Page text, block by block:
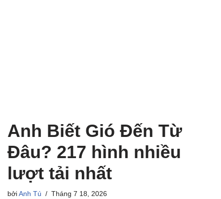
Anh Biết Gió Đến Từ
Đâu? 217 hình nhiều
lượt tải nhất
bởi Anh Tú Tháng 7 18, 2026